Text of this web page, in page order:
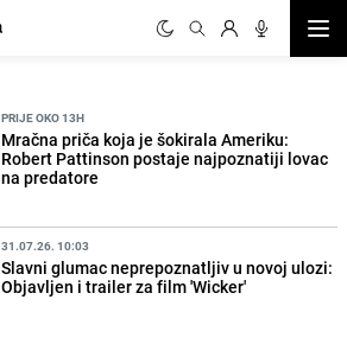
PRIJE OKO 13H
Mračna priča koja je šokirala Ameriku:
Robert Pattinson postaje najpoznatiji lovac
na predatore
31.07.26. 10:03
Slavni glumac neprepoznatljiv u novoj ulozi:
Objavljen i trailer za film 'Wicker'